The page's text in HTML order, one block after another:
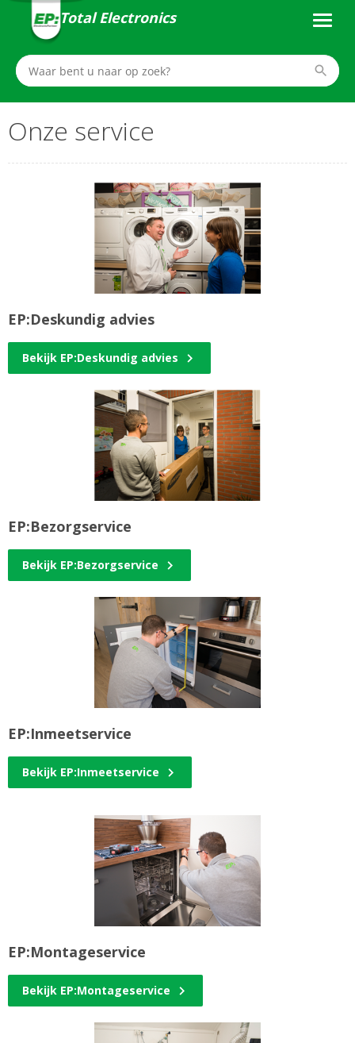
Total Electronics
Onze service
EP:Deskundig advies
Bekijk EP:Deskundig advies
EP:Bezorgservice
Bekijk EP:Bezorgservice
EP:Inmeetservice
Bekijk EP:Inmeetservice
EP:Montageservice
Bekijk EP:Montageservice